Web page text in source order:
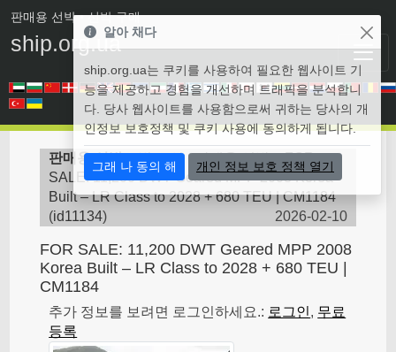
판매용 선박• 선박 구매
ship.org.ua
판매용 선박>벌크 선 - 판매용 선박>FOR
SALE: 11,200 DWT Geared MPP 2008 Korea
Built – LR Class to 2028 + 680 TEU | CM1184
(id11134) 2026-02-10
FOR SALE: 11,200 DWT Geared MPP 2008
Korea Built – LR Class to 2028 + 680 TEU |
CM1184
추가 정보를 보려면 로그인하세요.: 로그인, 무료
등록
알아 채다
ship.org.ua는 쿠키를 사용하여 필요한 웹사이트 기
능을 제공하고 경험을 개선하며 트래픽을 분석합니
다. 당사 웹사이트를 사용함으로써 귀하는 당사의 개
인정보 보호정책 및 쿠키 사용에 동의하게 됩니다.
그래 나 동의 해 개인 정보 보호 정책 열기